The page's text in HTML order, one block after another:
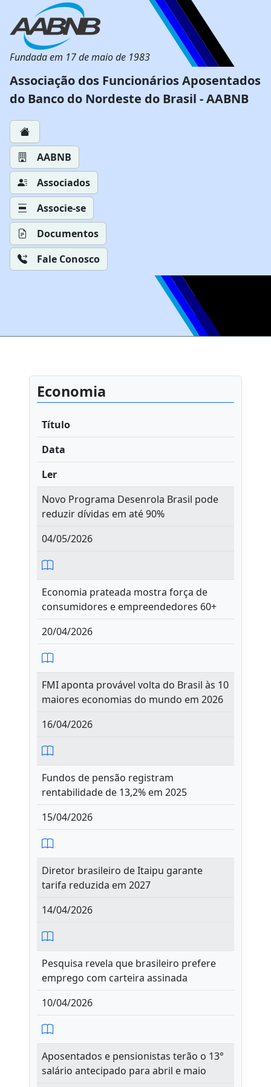
Fundada em 17 de maio de 1983
Associação dos Funcionários Aposentados
do Banco do Nordeste do Brasil - AABNB
AABNB
Associados
Associe-se
Documentos
Fale Conosco
Economia
Título
Data
Ler
Novo Programa Desenrola Brasil pode
reduzir dívidas em até 90%
04/05/2026
Economia prateada mostra força de
consumidores e empreendedores 60+
20/04/2026
FMI aponta provável volta do Brasil às 10
maiores economias do mundo em 2026
16/04/2026
Fundos de pensão registram
rentabilidade de 13,2% em 2025
15/04/2026
Diretor brasileiro de Itaipu garante
tarifa reduzida em 2027
14/04/2026
Pesquisa revela que brasileiro prefere
emprego com carteira assinada
10/04/2026
Aposentados e pensionistas terão o 13°
salário antecipado para abril e maio